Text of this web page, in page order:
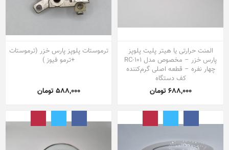
المنت حرارتی یا هیتر پلیت پلوپز
پارس خزر – مخصوص مدل RC-101
چهار نفره – قطعه اصلی گرم‌کننده
کف دستگاه
688,000 تومان
ترموستات پلوپز پارس خزر (ترموستات
+ترمو فیوز )
588,000 تومان